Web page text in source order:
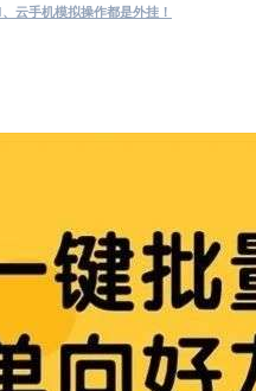
云手机模拟操作都是外挂！